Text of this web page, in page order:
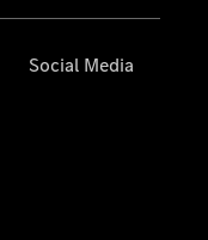
Social Media